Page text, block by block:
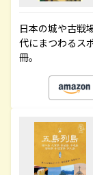
日本の城や古戦
代にまつわるス
冊。